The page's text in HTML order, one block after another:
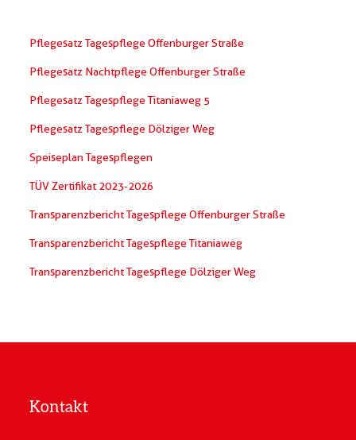
Pflegesatz Tagespflege Offenburger Straße
Pflegesatz Nachtpflege Offenburger Straße
Pflegesatz Tagespflege Titaniaweg 5
Pflegesatz Tagespflege Dölziger Weg
Speiseplan Tagespflegen
TÜV Zertifikat 2023-2026
Transparenzbericht Tagespflege Offenburger Straße
Transparenzbericht Tagespflege Titaniaweg
Transparenzbericht Tagespflege Dölziger Weg
Kontakt